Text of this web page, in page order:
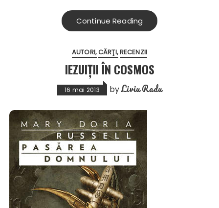
Continue Reading
AUTORI CĂRŢI RECENZII
IEZUIȚII ÎN COSMOS
16 mai 2013 byLiviu Radu